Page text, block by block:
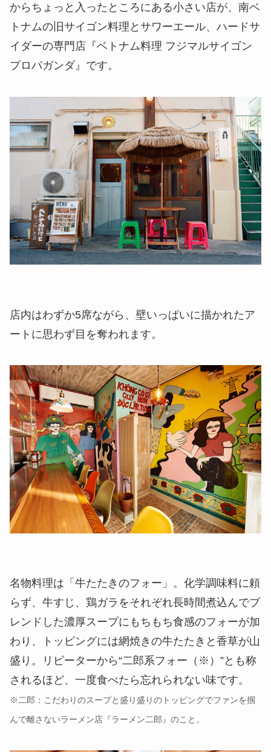
からちょっと入ったところにある小さい店が、南ベ
トナムの旧サイゴン料理とサワーエール、ハードサ
イダーの専門店『ベトナム料理 フジマルサイゴン
プロパガンダ』です。
店内はわずか5席ながら、壁いっぱいに描かれたア
ートに思わず目を奪われます。
名物料理は「牛たたきのフォー」。化学調味料に頼
らず、牛すじ、鶏ガラをそれぞれ長時間煮込んでブ
レンドした濃厚スープにもちもち食感のフォーが加
わり、トッピングには網焼きの牛たたきと香草が山
盛り。リピーターから“二郎系フォー（※）”とも称
されるほど、一度食べたら忘れられない味です。
※二郎：こだわりのスープと盛り盛りのトッピングでファンを掴
んで離さないラーメン店『ラーメン二郎』のこと。